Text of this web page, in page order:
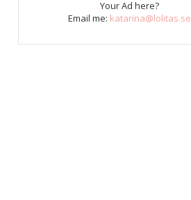
Your Ad here?
Email me: katarina@lolitas.se